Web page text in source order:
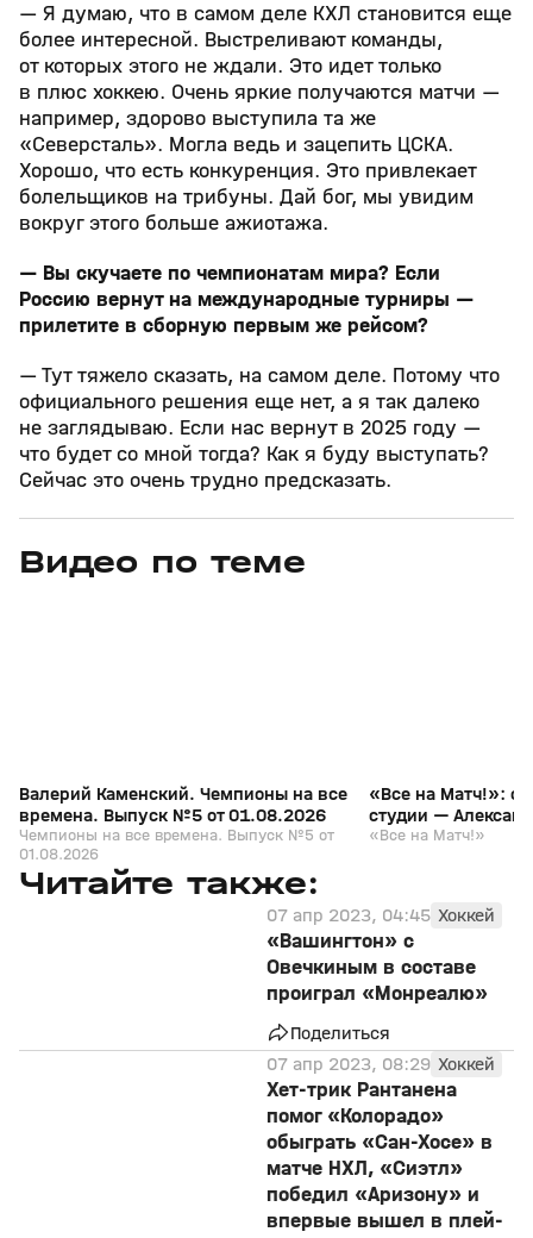
— Я думаю, что в самом деле КХЛ становится еще
более интересной. Выстреливают команды,
от которых этого не ждали. Это идет только
в плюс хоккею. Очень яркие получаются матчи —
например, здорово выступила та же
«Северсталь». Могла ведь и зацепить ЦСКА.
Хорошо, что есть конкуренция. Это привлекает
болельщиков на трибуны. Дай бог, мы увидим
вокруг этого больше ажиотажа.
— Вы скучаете по чемпионатам мира? Если
Россию вернут на международные турниры —
прилетите в сборную первым же рейсом?
— Тут тяжело сказать, на самом деле. Потому что
официального решения еще нет, а я так далеко
не заглядываю. Если нас вернут в 2025 году —
что будет со мной тогда? Как я буду выступать?
Сейчас это очень трудно предсказать.
Видео по теме
01 авг, 10:11
Валерий Каменский. Чемпионы на все
времена. Выпуск №5 от 01.08.2026
Чемпионы на все времена. Выпуск №5 от
01.08.2026
«Все на Матч!»:
студии —
«Все на Матч!»
Читайте также:
07 апр 2023, 04:45 Хоккей
«Вашингтон» с
Овечкиным в составе
проиграл «Монреалю»
Поделиться
07 апр 2023, 08:29 Хоккей
Хет-трик Рантанена
помог «Колорадо»
обыграть «Сан-Хосе» в
матче НХЛ, «Сиэтл»
победил «Аризону» и
впервые вышел в плей-